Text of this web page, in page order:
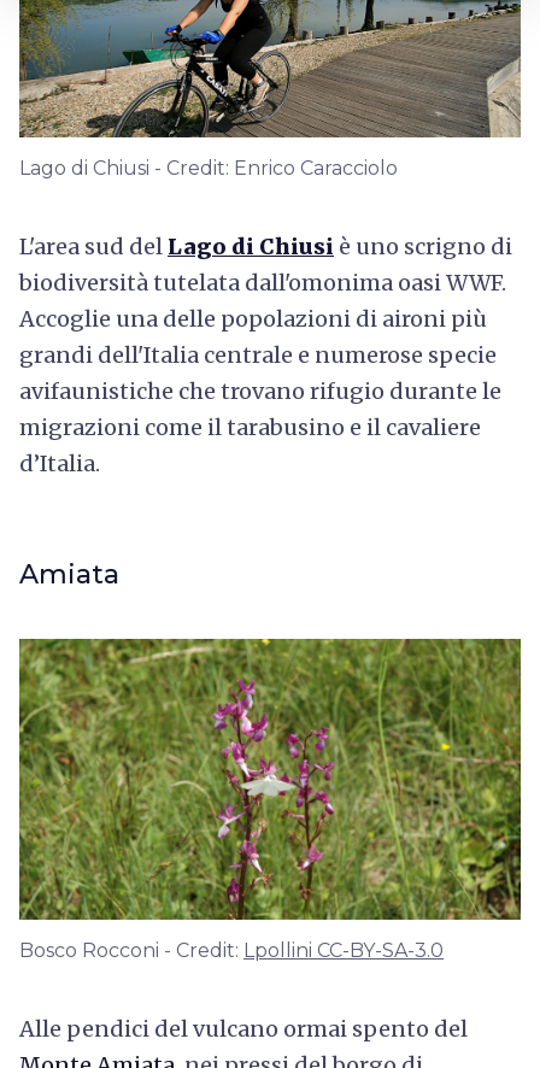
Lago di Chiusi - Credit: Enrico Caracciolo
L'area sud del Lago di Chiusi è uno scrigno di
biodiversità tutelata dall'omonima oasi WWF.
Accoglie una delle popolazioni di aironi più
grandi dell'Italia centrale e numerose specie
avifaunistiche che trovano rifugio durante le
migrazioni come il tarabusino e il cavaliere
d’Italia.
Amiata
Bosco Rocconi - Credit: Lpollini CC-BY-SA-3.0
Alle pendici del vulcano ormai spento del